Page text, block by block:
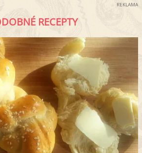
REKLAMA
RECEPTY